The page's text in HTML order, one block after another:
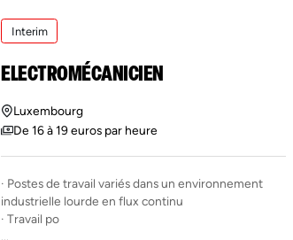
Interim
ELECTROMÉCANICIEN
Luxembourg
De 16 à 19 euros par heure
· Postes de travail variés dans un environnement
industrielle lourde en flux continu
· Travail po
...